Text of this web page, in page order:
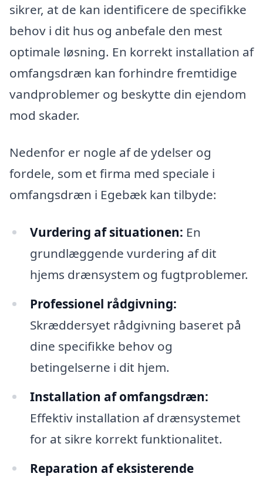
sikrer, at de kan identificere de specifikke
behov i dit hus og anbefale den mest
optimale løsning. En korrekt installation af
omfangsdræn kan forhindre fremtidige
vandproblemer og beskytte din ejendom
mod skader.
Nedenfor er nogle af de ydelser og
fordele, som et firma med speciale i
omfangsdræn i Egebæk kan tilbyde:
Vurdering af situationen: En
grundlæggende vurdering af dit
hjems drænsystem og fugtproblemer.
Professionel rådgivning:
Skræddersyet rådgivning baseret på
dine specifikke behov og
betingelserne i dit hjem.
Installation af omfangsdræn:
Effektiv installation af drænsystemet
for at sikre korrekt funktionalitet.
Reparation af eksisterende